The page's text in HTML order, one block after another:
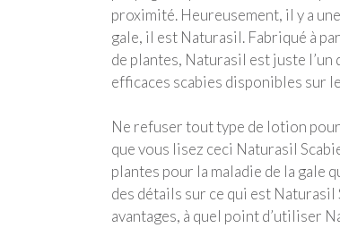
proximité. Heureusement, il y a
gale, il est Naturasil. Fabriqué à
de plantes, Naturasil est juste
efficaces scabies disponibles sur
Ne refuser tout type de lotion
que vous lisez ceci Naturasil
plantes pour la maladie de la gale
des détails sur ce qui est
avantages, à quel point d’utiliser